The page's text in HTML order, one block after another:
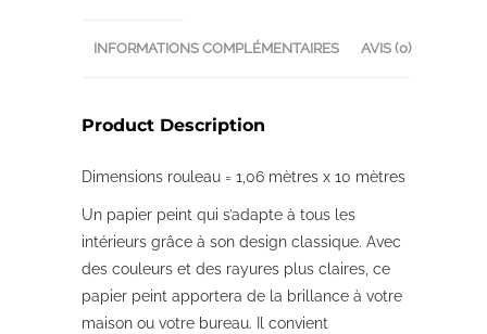
INFORMATIONS COMPLÉMENTAIRES AVIS (0)
Product Description
Dimensions rouleau = 1,06 mètres x 10 mètres
Un papier peint qui s’adapte à tous les
intérieurs grâce à son design classique. Avec
des couleurs et des rayures plus claires, ce
papier peint apportera de la brillance à votre
maison ou votre bureau. Il convient